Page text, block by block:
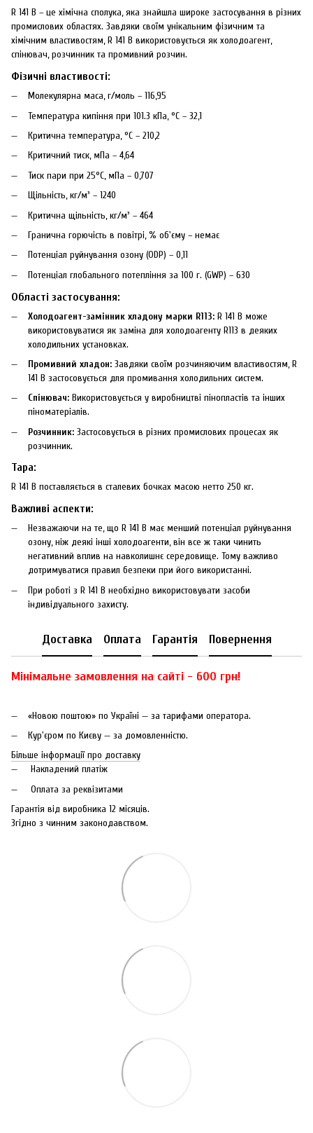
R 141 B – це хімічна сполука, яка знайшла широке застосування в різних
промислових областях. Завдяки своїм унікальним фізичним та
хімічним властивостям, R 141 B використовується як холодоагент,
спінювач, розчинник та промивний розчин.
Фізичні властивості:
Молекулярна маса, г/моль – 116,95
Температура кипіння при 101.3 кПа, °C – 32,1
Критична температура, °C – 210,2
Критичний тиск, мПа – 4,64
Тиск пари при 25°C, мПа – 0,707
Щільність, кг/м³ – 1240
Критична щільність, кг/м³ – 464
Гранична горючість в повітрі, % об'єму – немає
Потенціал руйнування озону (ODP) – 0,11
Потенціал глобального потепління за 100 г. (GWP) – 630
Області застосування:
Холодоагент-замінник хладону марки R113: R 141 B може
використовуватися як заміна для холодоагенту R113 в деяких
холодильних установках.
Промивний хладон: Завдяки своїм розчиняючим властивостям, R
141 B застосовується для промивання холодильних систем.
Спінювач: Використовується у виробництві пінопластів та інших
піноматеріалів.
Розчинник: Застосовується в різних промислових процесах як
розчинник.
Тара:
R 141 B поставляється в сталевих бочках масою нетто 250 кг.
Важливі аспекти:
Незважаючи на те, що R 141 B має менший потенціал руйнування
озону, ніж деякі інші холодоагенти, він все ж таки чинить
негативний вплив на навколишнє середовище. Тому важливо
дотримуватися правил безпеки при його використанні.
При роботі з R 141 B необхідно використовувати засоби
індивідуального захисту.
Доставка Оплата Гарантія Повернення
Мінімальне замовлення на сайті - 600 грн!
«Новою поштою» по Україні — за тарифами оператора.
Кур'єром по Києву — за домовленністю.
Більше інформації про доставку
Накладений платіж
Оплата за реквізитами
Гарантія від виробника 12 місяців.
Згідно з чинним законодавством.